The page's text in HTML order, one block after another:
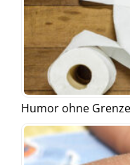
Humor ohne